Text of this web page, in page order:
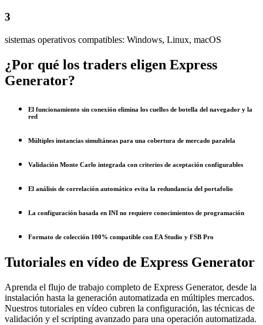
3
sistemas operativos compatibles: Windows, Linux, macOS
¿Por qué los traders eligen Express
Generator?
El funcionamiento sin conexión elimina los cuellos de botella del navegador y la
red
Múltiples instancias simultáneas para una cobertura de mercado paralela
Validación Monte Carlo integrada con criterios de aceptación configurables
El análisis de correlación automático evita la redundancia del portafolio
La configuración basada en INI no requiere conocimientos de programación
Formato de colección 100% compatible con EA Studio y FSB Pro
Tutoriales en vídeo de Express Generator
Aprenda el flujo de trabajo completo de Express Generator, desde la
instalación hasta la generación automatizada en múltiples mercados.
Nuestros tutoriales en vídeo cubren la configuración, las técnicas de
validación y el scripting avanzado para una operación automatizada.